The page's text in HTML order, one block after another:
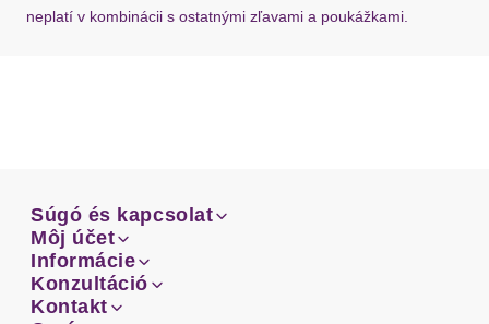
neplatí v kombinácii s ostatnými zľavami a poukážkami.
Súgó és kapcsolat
Email
Facebook
Súgó és kapcsolat
Email
Môj účet
Prehľad objednávok
Môj účet
Prehľad objednávok
Informácie
Doprava
Informácie
Konzultáció
Sprievodca-veľkosťami
Konzultáció
Kontakt